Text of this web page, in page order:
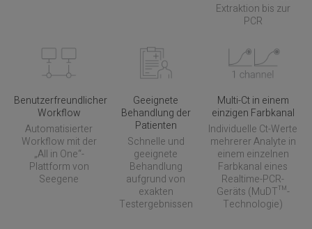
Extraktion bis zur
PCR
Benutzerfreundlicher
Workflow
Automatisierter
Workflow mit der
„All in One“-
Plattform von
Seegene
Geeignete
Behandlung der
Patienten
Schnelle und
geeignete
Behandlung
aufgrund von
exakten
Testergebnissen
Multi-Ct in einem
einzigen Farbkanal
Individuelle Ct-Werte
mehrerer Analyte in
einem einzelnen
Farbkanal eines
Realtime-PCR-
Geräts (MuDT™-
Technologie)